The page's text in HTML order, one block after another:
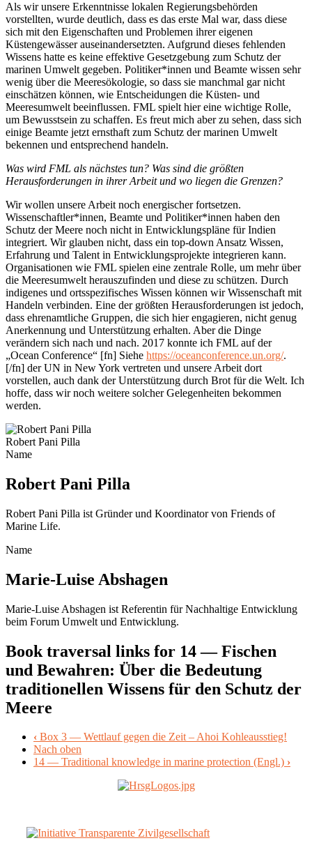
Als wir unsere Erkenntnisse lokalen Regierungsbehörden
vorstellten, wurde deutlich, dass es das erste Mal war, dass diese
sich mit den Eigenschaften und Problemen ihrer eigenen
Küstengewässer auseinandersetzten. Aufgrund dieses fehlenden
Wissens hatte es keine effektive Gesetzgebung zum Schutz der
marinen Umwelt gegeben. Politiker*innen und Beamte wissen sehr
wenig über die Meeresökologie, so dass sie manchmal gar nicht
einschätzen können, wie Entscheidungen die Küsten- und
Meeresumwelt beeinflussen. FML spielt hier eine wichtige Rolle,
um Bewusstsein zu schaffen. Es freut mich aber zu sehen, dass sich
einige Beamte jetzt ernsthaft zum Schutz der marinen Umwelt
bekennen und entsprechend handeln.
Was wird FML als nächstes tun? Was sind die größten
Herausforderungen in ihrer Arbeit und wo liegen die Grenzen?
Wir wollen unsere Arbeit noch energischer fortsetzen.
Wissenschaftler*innen, Beamte und Politiker*innen haben den
Schutz der Meere noch nicht in Entwicklungspläne für Indien
integriert. Wir glauben nicht, dass ein top-down Ansatz Wissen,
Erfahrung und Talent in Entwicklungsprojekte integrieren kann.
Organisationen wie FML spielen eine zentrale Rolle, um mehr über
die Meeresumwelt herauszufinden und diese zu schützen. Durch
indigenes und ortsspezifisches Wissen können wir Wissenschaft mit
Handeln verbinden. Eine der größten Herausforderungen ist jedoch,
dass ehrenamtliche Gruppen, die sich hier engagieren, nicht genug
Anerkennung und Unterstützung erhalten. Aber die Dinge
verändern sich nach und nach. 2017 konnte ich FML auf der
„Ocean Conference“ [fn] Siehe https://oceanconference.un.org/.
[/fn] der UN in New York vertreten und unsere Arbeit dort
vorstellen, auch dank der Unterstützung durch Brot für die Welt. Ich
hoffe, dass wir noch weitere solcher Gelegenheiten bekommen
werden.
Robert Pani Pilla
Name
Robert Pani Pilla
Robert Pani Pilla ist Gründer und Koordinator von Friends of
Marine Life.
Name
Marie-Luise Abshagen
Marie-Luise Abshagen ist Referentin für Nachhaltige Entwicklung
beim Forum Umwelt und Entwicklung.
Book traversal links for 14 — Fischen
und Bewahren: Über die Bedeutung
traditionellen Wissens für den Schutz der
Meere
‹ Box 3 — Wettlauf gegen die Zeit – Ahoi Kohleausstieg!
Nach oben
14 — Traditional knowledge in marine protection (Engl.) ›